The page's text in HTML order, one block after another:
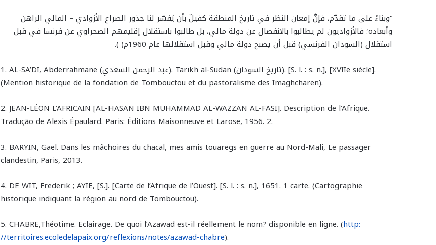
“وبناءً على ما تقدّم، فإنَّ إمعان النظر في تاريخ المنطقة كفيلٌ بأن يُفسّر لنا جذور الصراع الأزوادي – المالي الراهن
وأبعاده؛ فالأزواديون لم يطالبوا بالانفصال عن دولة مالي، بل طالبوا باستقلال إقليمهم الصحراوي عن فرنسا في قبل
استقلال (السودان الفرنسي) قبل أن يصبح دولة مالي وقبل استقلالها عام 1960م( ).
1. AL-SA’DI, Abderrahmane (عبد الرحمن السعدي). Tarikh al-Sudan (تاريخ السودان). [S. l. : s. n.], [XVIIe siècle].
(Mention historique de la fondation de Tombouctou et du pastoralisme des Imaghcharen).
2. JEAN-LÉON L’AFRICAIN [AL-HASAN IBN MUHAMMAD AL-WAZZAN AL-FASI]. Description de l’Afrique.
Tradução de Alexis Épaulard. Paris: Éditions Maisonneuve et Larose, 1956. 2.
3. BARYIN, Gael. Dans les mâchoires du chacal, mes amis touaregs en guerre au Nord-Mali, Le passager
clandestin, Paris, 2013.
4. DE WIT, Frederik ; AYIE, [S.]. [Carte de l’Afrique de l’Ouest]. [S. l. : s. n.], 1651. 1 carte. (Cartographie
historique indiquant la région au nord de Tombouctou).
5. CHABRE,Théotime. Eclairage. De quoi l’Azawad est-il réellement le nom? disponible en ligne. (http:
//territoires.ecoledelapaix.org/reflexions/notes/azawad-chabre).